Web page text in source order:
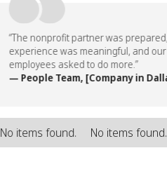
“The nonprofit partner was prepared,
experience was meaningful, and our
employees asked to do more.”
— People Team, [Company in
No items found. No items